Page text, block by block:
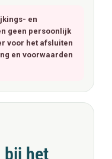
en
geen persoonlijk
voor het afsluiten
en voorwaarden
bij het